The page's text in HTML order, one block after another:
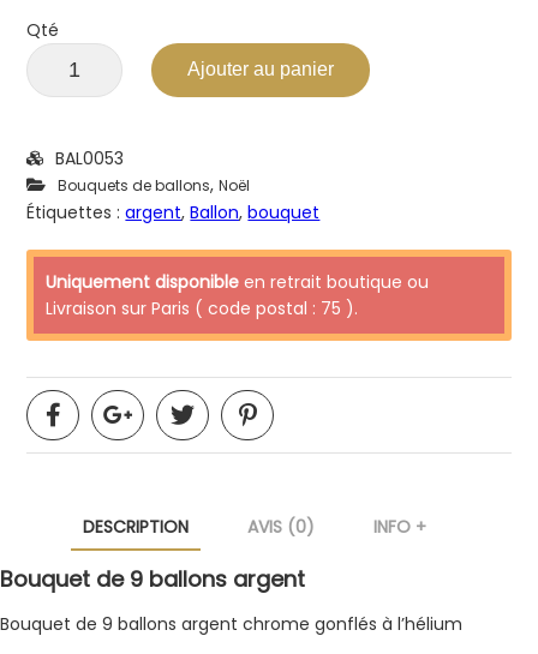
Qté
Ajouter au panier
BAL0053
Bouquets de ballons,Noël
Étiquettes :argent,Ballon,bouquet
Uniquement disponible en retrait boutique ou
Livraison sur Paris ( code postal : 75 ).
DESCRIPTION AVIS (0) INFO +
Bouquet de 9 ballons argent
Bouquet de 9 ballons argent chrome gonflés à l’hélium